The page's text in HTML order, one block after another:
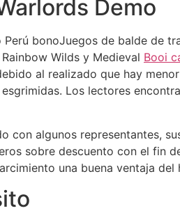
Demo
Juegos de balde de
Wilds y Medieval Booi
al realizado que hay
Los lectores
con algunos representantes,
sobre descuento con el fin
una buena ventaja del